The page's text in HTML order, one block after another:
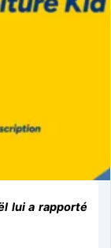
lui a rapporté